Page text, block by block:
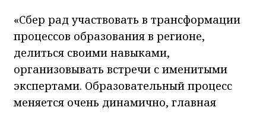
«Сбер рад участвовать в трансформации
процессов образования в регионе,
делиться своими навыками,
организовывать встречи с именитыми
экспертами. Образовательный процесс
меняется очень динамично, главная